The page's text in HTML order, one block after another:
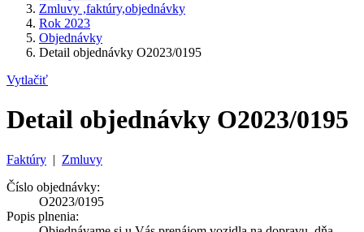
Zmluvy ,faktúry,objednávky
Rok 2023
Objednávky
Detail objednávky O2023/0195
Vytlačiť
Detail objednávky O2023/0195
Faktúry | Zmluvy
Číslo objednávky:
O2023/0195
Popis plnenia: